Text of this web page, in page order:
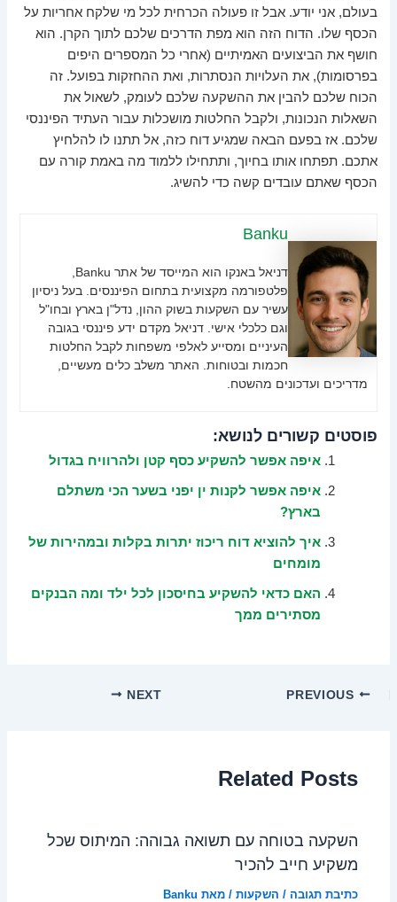
בעולם, אני יודע. אבל זו פעולה הכרחית לכל מי שלקח אחריות על
הכסף שלו. הדוח הזה הוא מפת הדרכים שלכם לתוך הקרן. הוא
חושף את הביצועים האמיתיים (אחרי כל המספרים היפים
בפרסומות), את העלויות הנסתרות, ואת ההחזקות בפועל. זה
הכוח שלכם להבין את ההשקעה שלכם לעומק, לשאול את
השאלות הנכונות, ולקבל החלטות מושכלות עבור העתיד הפיננסי
שלכם. אז בפעם הבאה שמגיע דוח כזה, אל תתנו לו להלחיץ
אתכם. תפתחו אותו בחיוך, ותתחילו ללמוד מה באמת קורה עם
הכסף שאתם עובדים קשה כדי להשיג.
Banku
דניאל באנקו הוא המייסד של אתר Banku,
פלטפורמה מקצועית בתחום הפיננסים. בעל ניסיון
עשיר עם השקעות בשוק ההון, נדל"ן בארץ ובחו"ל
וגם כלכלי אישי. דניאל מקדם ידע פיננסי בגובה
העיניים ומסייע לאלפי משפחות לקבל החלטות
חכמות ובטוחות. האתר משלב כלים מעשיים,
מדריכים ועדכונים מהשטח.
פוסטים קשורים לנושא:
איפה אפשר להשקיע כסף קטן ולהרוויח בגדול
איפה אפשר לקנות ין יפני בשער הכי משתלם
בארץ?
איך להוציא דוח ריכוז יתרות בקלות ובמהירות של
מומחים
האם כדאי להשקיע בחיסכון לכל ילד ומה הבנקים
מסתירים ממך
NEXT
Related Posts
השקעה בטוחה עם תשואה גבוהה: המיתוס שכל
משקיע חייב להכיר
כתיבת תגובה / השקעות / מאת Banku